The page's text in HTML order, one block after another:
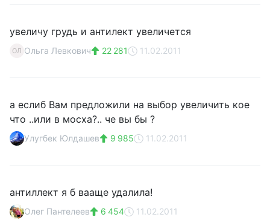
увеличу грудь и антилект увеличется
ОЛ Ольга Левкович 22 281 11.02.2011
а еслиб Вам предложили на выбор увеличить кое
что ..или в мосха?.. че вы бы ?
Улугбек Юлдашев 9 985 11.02.2011
антиллект я б вааще удалила!
Олег Пантелеев 6 454 11.02.2011